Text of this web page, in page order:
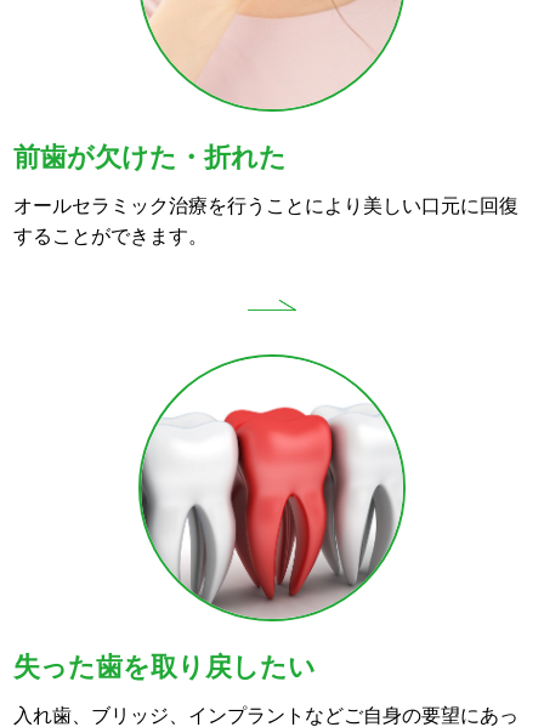
前歯が欠けた・折れた
オールセラミック治療を行うことにより美しい口元に回復
することができます。
失った歯を取り戻したい
入れ歯、ブリッジ、インプラントなどご自身の要望にあっ